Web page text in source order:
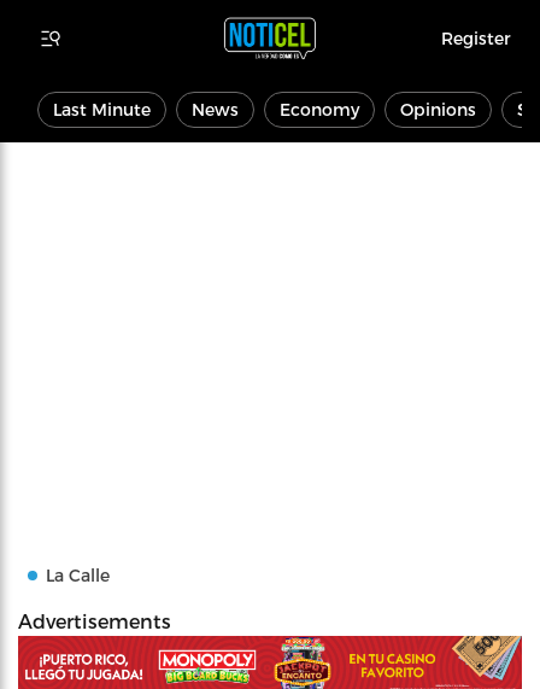
Register
Last Minute News Economy Opinions
La Calle
Advertisements